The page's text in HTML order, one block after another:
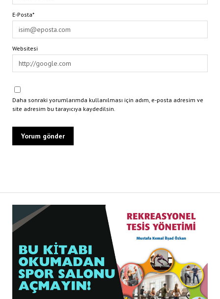
E-Posta*
Websitesi
Daha sonraki yorumlarımda kullanılması için adım, e-posta adresim ve
site adresim bu tarayıcıya kaydedilsin.